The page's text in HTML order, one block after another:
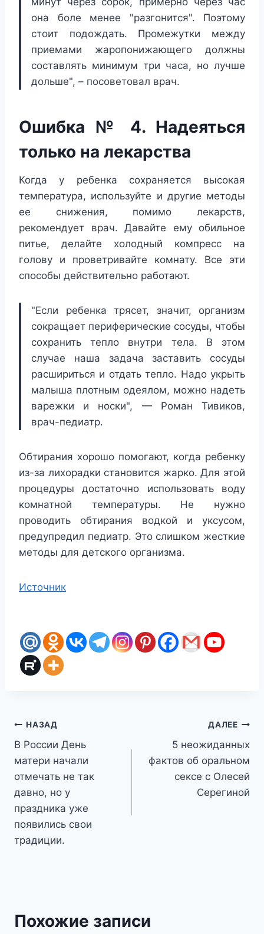
она боле менее "разгонится". Поэтому
стоит подождать. Промежутки между
приемами жаропонижающего должны
составлять минимум три часа, но лучше
дольше", – посоветовал врач.
Ошибка № 4. Надеяться
только на лекарства
Когда у ребенка сохраняется высокая
температура, используйте и другие методы
ее снижения, помимо лекарств,
рекомендует врач. Давайте ему обильное
питье, делайте холодный компресс на
голову и проветривайте комнату. Все эти
способы действительно работают.
"Если ребенка трясет, значит, организм
сокращает периферические сосуды, чтобы
сохранить тепло внутри тела. В этом
случае наша задача заставить сосуды
расшириться и отдать тепло. Надо укрыть
малыша плотным одеялом, можно надеть
варежки и носки", — Роман Тивиков,
врач-педиатр.
Обтирания хорошо помогают, когда ребенку
из-за лихорадки становится жарко. Для этой
процедуры достаточно использовать воду
комнатной температуры. Не нужно
проводить обтирания водкой и уксусом,
предупредил педиатр. Это слишком жесткие
методы для детского организма.
Источник
Навигация
по
записям
НАЗАД
В России День
матери начали
отмечать не так
давно, но у
праздника уже
появились свои
традиции.
ДАЛЕЕ
5 неожиданных
фактов об оральном
сексе с Олесей
Серегиной
Похожие записи